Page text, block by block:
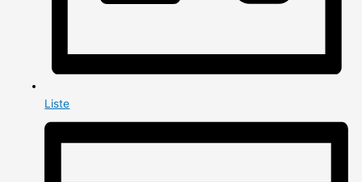
Liste